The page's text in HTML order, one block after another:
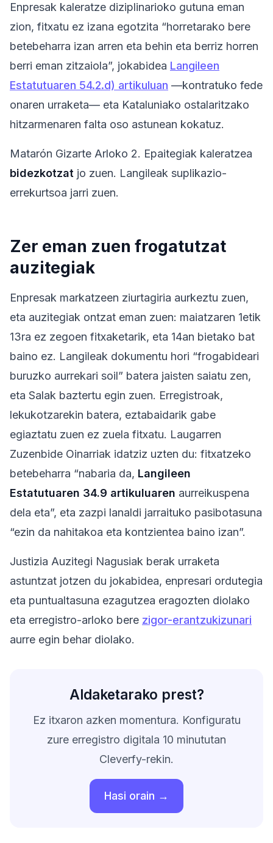
Enpresak kaleratze diziplinarioko gutuna eman
zion, fitxatu ez izana egotzita “horretarako bere
betebeharra izan arren eta behin eta berriz horren
berri eman zitzaiola”, jokabidea Langileen
Estatutuaren 54.2.d) artikuluan —kontratuko fede
onaren urraketa— eta Kataluniako ostalaritzako
hitzarmenaren falta oso astunean kokatuz.
Matarón Gizarte Arloko 2. Epaitegiak kaleratzea
bidezkotzat jo zuen. Langileak suplikazio-
errekurtsoa jarri zuen.
Zer eman zuen frogatutzat
auzitegiak
Enpresak markatzeen ziurtagiria aurkeztu zuen,
eta auzitegiak ontzat eman zuen: maiatzaren 1etik
13ra ez zegoen fitxaketarik, eta 14an bietako bat
baino ez. Langileak dokumentu hori “frogabideari
buruzko aurrekari soil” batera jaisten saiatu zen,
eta Salak baztertu egin zuen. Erregistroak,
lekukotzarekin batera, eztabaidarik gabe
egiaztatu zuen ez zuela fitxatu. Laugarren
Zuzenbide Oinarriak idatziz uzten du: fitxatzeko
betebeharra “nabaria da, Langileen
Estatutuaren 34.9 artikuluaren aurreikuspena
dela eta”, eta zazpi lanaldi jarraituko pasibotasuna
“ezin da nahitakoa eta kontzientea baino izan”.
Justizia Auzitegi Nagusiak berak urraketa
astuntzat jotzen du jokabidea, enpresari ordutegia
eta puntualtasuna ezagutzea eragozten diolako
eta erregistro-arloko bere zigor-erantzukizunari
aurre egin behar diolako.
Aldaketarako prest?
Ez itxaron azken momentura. Konfiguratu
zure erregistro digitala 10 minututan
Cleverfy-rekin.
Hasi orain →